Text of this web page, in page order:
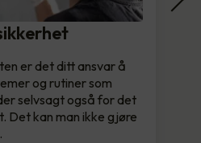
er det ditt ansvar å
og rutiner som
selvsagt også for det
Det kan man ikke gjøre